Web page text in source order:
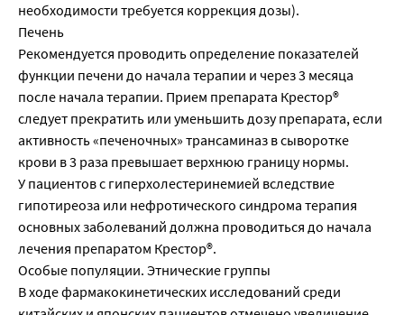
необходимости требуется коррекция дозы).
Печень
Рекомендуется проводить определение показателей
функции печени до начала терапии и через 3 месяца
после начала терапии. Прием препарата Крестор®
следует прекратить или уменьшить дозу препарата, если
активность «печеночных» трансаминаз в сыворотке
крови в 3 раза превышает верхнюю границу нормы.
У пациентов с гиперхолестеринемией вследствие
гипотиреоза или нефротического синдрома терапия
основных заболеваний должна проводиться до начала
лечения препаратом Крестор®.
Особые популяции. Этнические группы
В ходе фармакокинетических исследований среди